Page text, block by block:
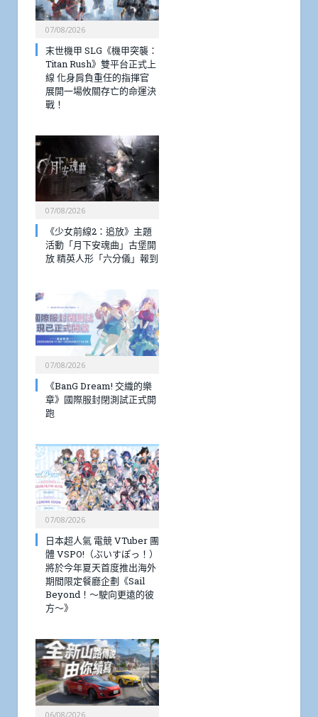
07/08/2026
末世機甲 SLG《機甲突襲：
Titan Rush》雙平台正式上
線 化身肩負重任的指揮官
展開一場攸關存亡的命運決
戰！
07/08/2026
《少女前線2：追放》主題
活動「月下安魂曲」古堡開
放 精英人形「六分儀」報到
07/08/2026
《BanG Dream! 交織的樂
章》國際服封閉測試正式開
跑
07/08/2026
日本超人氣 電競 VTuber 團
體 VSPO!（ぶいすぽっ！）
將於今年夏天首度推出海外
期間限定餐廳企劃《Sail
Beyond！～駛向更遠的彼
方～》
06/08/2026